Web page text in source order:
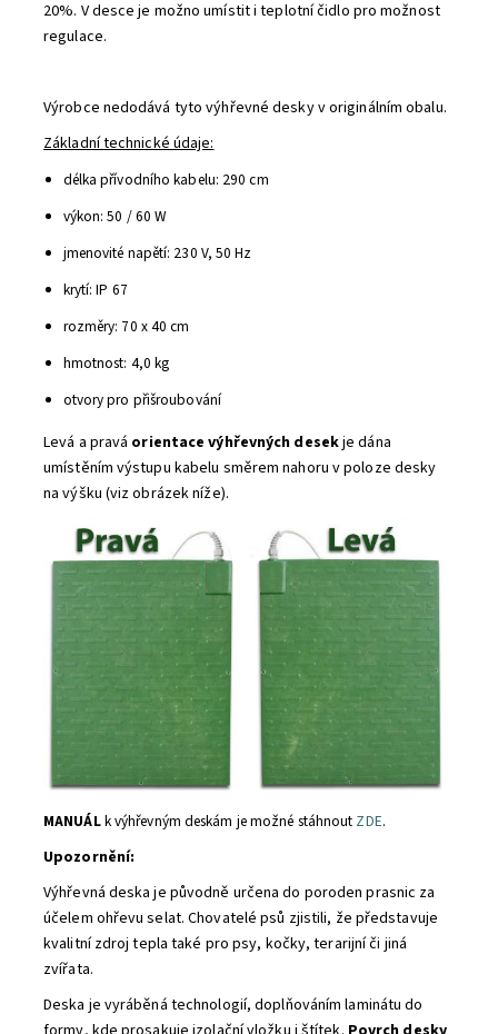
20%. V desce je možno umístit i teplotní čidlo pro možnost
regulace.
Výrobce nedodává tyto výhřevné desky v originálním obalu.
Základní technické údaje:
délka přívodního kabelu: 290 cm
výkon: 50 / 60 W
jmenovité napětí: 230 V, 50 Hz
krytí: IP 67
rozměry: 70 x 40 cm
hmotnost: 4,0 kg
otvory pro přišroubování
Levá a pravá orientace výhřevných desekje dána
umístěním výstupu kabelu směrem nahoru v poloze desky
na výšku (viz obrázek níže).
MANUÁLk výhřevným deskám je možné stáhnout ZDE.
Upozornění:
Výhřevná deska je původně určena do poroden prasnic za
účelem ohřevu selat. Chovatelé psů zjistili, že představuje
kvalitní zdroj tepla také pro psy, kočky, terarijní či jiná
zvířata.
Deska je vyráběná technologií, doplňováním laminátu do